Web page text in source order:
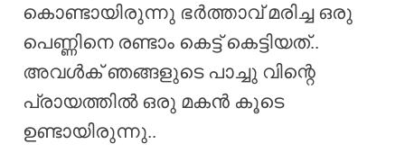
കൊണ്ടായിരുന്നു ഭർത്താവ് മരിച്ച ഒരു
പെണ്ണിനെ രണ്ടാം കെട്ട് കെട്ടിയത്..
അവൾക് ഞങ്ങളുടെ പാച്ചു വിന്റെ
പ്രായത്തിൽ ഒരു മകൻ കൂടെ
ഉണ്ടായിരുന്നു..